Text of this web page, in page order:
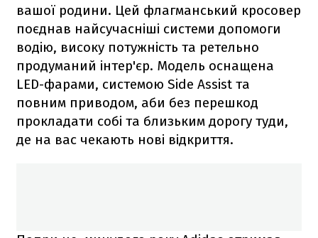
вашої родини. Цей флагманський кросовер
поєднав найсучасніші системи допомоги
водію, високу потужність та ретельно
продуманий інтер'єр. Модель оснащена
LED-фарами, системою Side Assist та
повним приводом, аби без перешкод
прокладати собі та близьким дорогу туди,
де на вас чекають нові відкриття.